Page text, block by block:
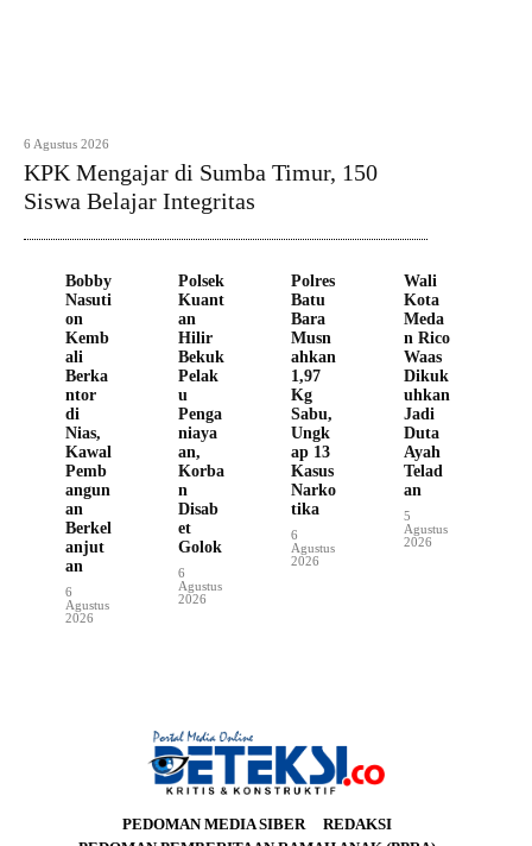
6 Agustus 2026
KPK Mengajar di Sumba Timur, 150
Siswa Belajar Integritas
Bobby
Nasuti
on
Kemb
ali
Berka
ntor
di
Nias,
Kawal
Pemb
angun
an
Berkel
anjut
an
6
Agustus
2026
Polsek
Kuant
an
Hilir
Bekuk
Pelak
u
Penga
niaya
an,
Korba
n
Disab
et
Golok
6
Agustus
2026
Polres
Batu
Bara
Musn
ahkan
1,97
Kg
Sabu,
Ungk
ap 13
Kasus
Narko
tika
6
Agustus
2026
Wali
Kota
Meda
n Rico
Waas
Dikuk
uhkan
Jadi
Duta
Ayah
Telad
an
5
Agustus
2026
PEDOMAN MEDIA SIBER
REDAKSI